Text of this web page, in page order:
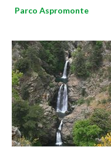
Parco Aspromonte